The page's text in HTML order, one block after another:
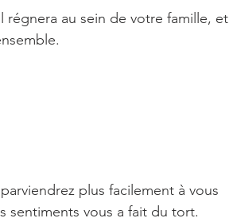
au sein de votre famille, et
plus facilement à vous
sentiments vous a fait du tort.